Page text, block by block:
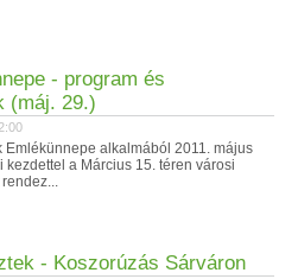
- program és
(máj. 29.)
Emlékünnepe alkalmából 2011. május
kezdettel a Március 15. téren városi
- Koszorúzás Sárváron